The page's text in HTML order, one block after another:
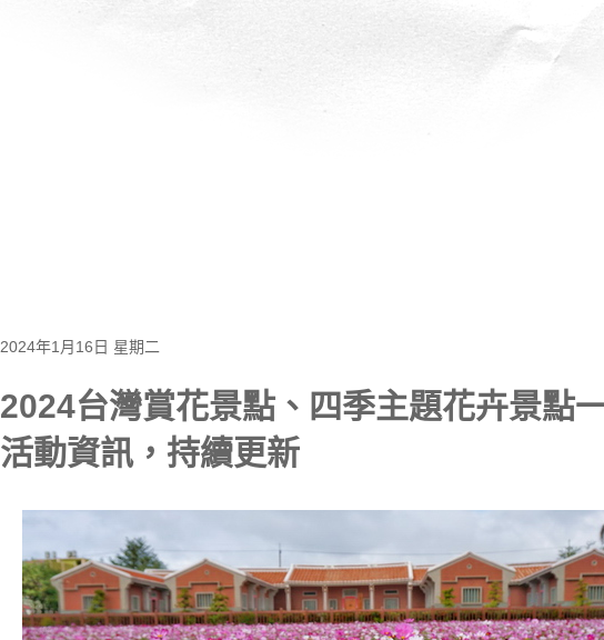
2024年1月16日 星期二
2024台灣賞花景點、四季主題花卉景點
活動資訊，持續更新